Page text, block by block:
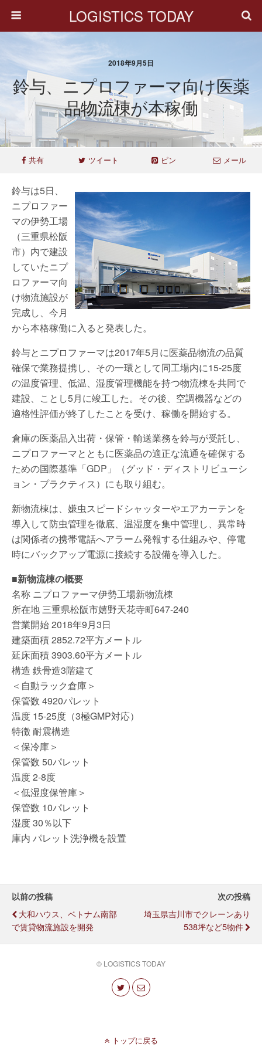
LOGISTICS TODAY
2018年9月5日
鈴与、ニプロファーマ向け医薬
品物流棟が本稼働
共有 ツイート ピン メール
鈴与は5日、
ニプロファー
マの伊勢工場
（三重県松阪
市）内で建設
していたニプ
ロファーマ向
け物流施設が
完成し、今月
から本格稼働に入ると発表した。
鈴与とニプロファーマは2017年5月に医薬品物流の品質
確保で業務提携し、その一環として同工場内に15-25度
の温度管理、低温、湿度管理機能を持つ物流棟を共同で
建設、ことし5月に竣工した。その後、空調機器などの
適格性評価が終了したことを受け、稼働を開始する。
倉庫の医薬品入出荷・保管・輸送業務を鈴与が受託し、
ニプロファーマとともに医薬品の適正な流通を確保する
ための国際基準「GDP」（グッド・ディストリビューシ
ョン・プラクティス）にも取り組む。
新物流棟は、嫌虫スピードシャッターやエアカーテンを
導入して防虫管理を徹底、温湿度を集中管理し、異常時
は関係者の携帯電話へアラーム発報する仕組みや、停電
時にバックアップ電源に接続する設備を導入した。
■新物流棟の概要
名称 ニプロファーマ伊勢工場新物流棟
所在地 三重県松阪市嬉野天花寺町647-240
営業開始 2018年9月3日
建築面積 2852.72平方メートル
延床面積 3903.60平方メートル
構造 鉄骨造3階建て
＜自動ラック倉庫＞
保管数 4920パレット
温度 15-25度（3極GMP対応）
特徴 耐震構造
＜保冷庫＞
保管数 50パレット
温度 2-8度
＜低湿度保管庫＞
保管数 10パレット
湿度 30％以下
庫内 パレット洗浄機を設置
以前の投稿
大和ハウス、ベトナム南部
で賃貸物流施設を開発
次の投稿
埼玉県吉川市でクレーンあり
538坪など5物件
© LOGISTICS TODAY
トップに戻る